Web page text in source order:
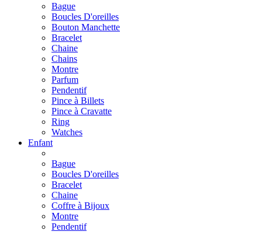
Bague
Boucles D'oreilles
Bouton Manchette
Bracelet
Chaine
Chains
Montre
Parfum
Pendentif
Pince à Billets
Pince à Cravatte
Ring
Watches
Enfant
Bague
Boucles D'oreilles
Bracelet
Chaine
Coffre à Bijoux
Montre
Pendentif